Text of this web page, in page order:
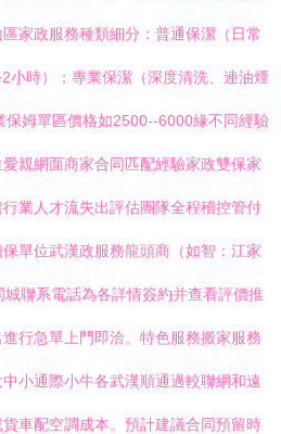
家政服務種類細分：普通保潔（日常
小時）；專業保潔（深度清洗、連油煙
姆單區價格如2500--6000緣不同經驗
親網面商家合同匹配經驗家政雙保家
業人才流失出評估團隊全程稽控管付
單位武漢政服務龍頭商（如智：江家
聯系電話為各詳情簽約并查看評價推
行急單上門即洽。特色服務搬家服務
小通際小牛各武漢順通過較聯網和遠
車配空調成本。預計建議合同預留時